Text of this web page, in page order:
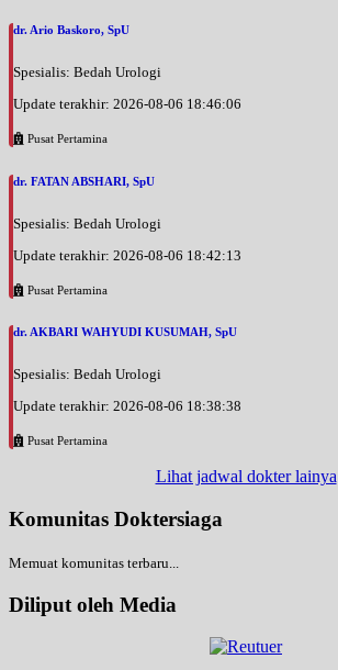
dr. Ario Baskoro, SpU
Spesialis: Bedah Urologi
Update terakhir: 2026-08-06 18:46:06
Pusat Pertamina
dr. FATAN ABSHARI, SpU
Spesialis: Bedah Urologi
Update terakhir: 2026-08-06 18:42:13
Pusat Pertamina
dr. AKBARI WAHYUDI KUSUMAH, SpU
Spesialis: Bedah Urologi
Update terakhir: 2026-08-06 18:38:38
Pusat Pertamina
Lihat jadwal dokter lainya
Komunitas Doktersiaga
Memuat komunitas terbaru...
Diliput oleh Media